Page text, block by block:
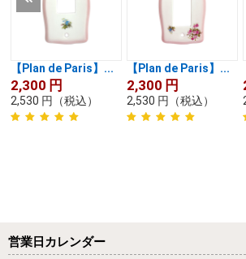
【Plan de Paris】...
2,300 円
2,530 円 （税込）
【Plan de Paris】...
2,300 円
2,530 円 （税込）
営業日カレンダー